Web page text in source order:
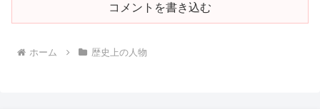
コメントを書き込む
ホーム 歴史上の人物